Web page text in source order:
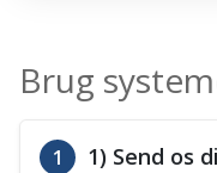
Brug
1 1) Send os